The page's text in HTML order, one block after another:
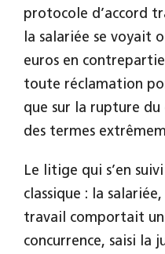
protocole d’accord
la salariée se voyait
euros en
toute réclamation
que sur la rupture
des termes
Le litige qui s’en
classique : la
travail comportait
concurrence, saisi la